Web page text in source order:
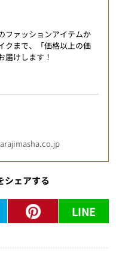
ファッションアイテムか
クまで、「価格以上の価
届けします！
シェアする
LINE